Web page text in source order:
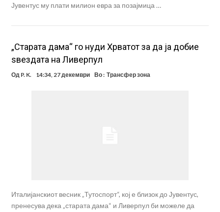
Јувентус му плати милион евра за позајмица …
„Старата дама“ го нуди Хрватот за да ја добие
ѕвездата на Ливерпул
Од P. K. 14:34, 27 декември Во : Трансфер зона
Италијанскиот весник „Тутоспорт“, кој е близок до Јувентус,
пренесува дека „старата дама“ и Ливерпул би можеле да